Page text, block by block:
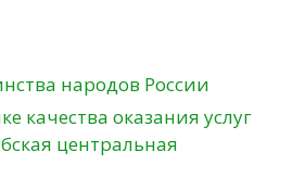
народов России
качества оказания услуг
центральная